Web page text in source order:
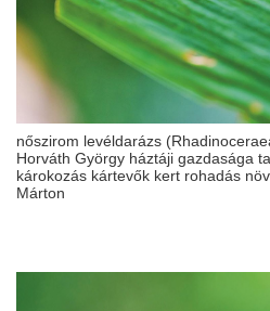
nőszirom levéldarázs
Horváth György háztáji gazdasága
károkozás kártevők kert rohadás
Márton